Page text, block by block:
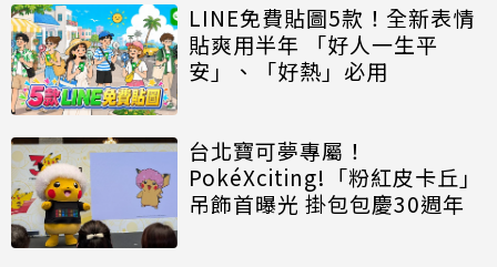
LINE免費貼圖5款！全新表情
貼爽用半年 「好人一生平
安」、「好熱」必用
台北寶可夢專屬！
PokéXciting!「粉紅皮卡丘」
吊飾首曝光 掛包包慶30週年